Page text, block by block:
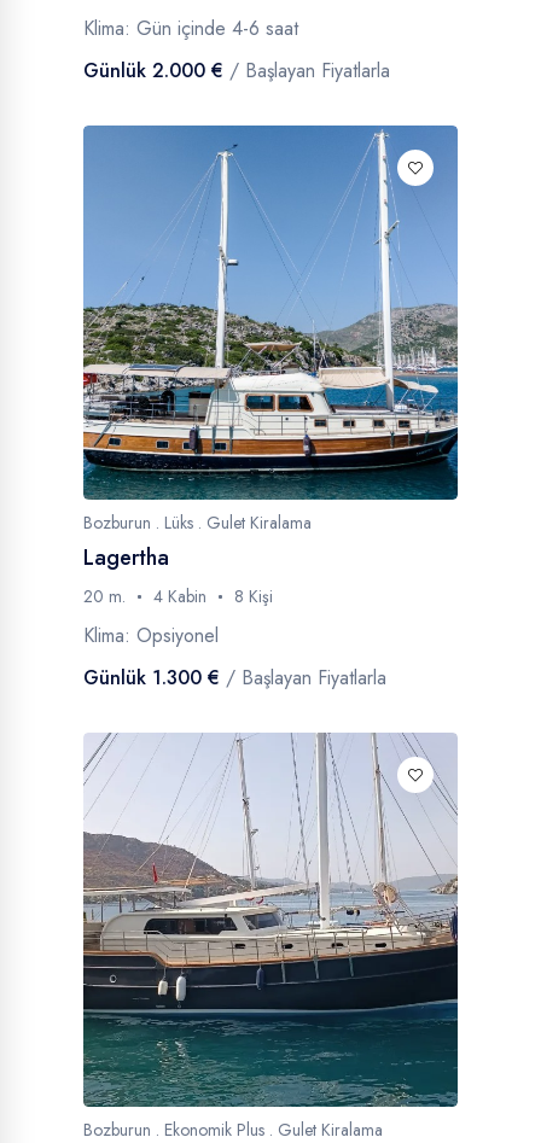
Klima: Gün içinde 4-6 saat
Günlük 2.000 € / Başlayan Fiyatlarla
Bozburun . Lüks . Gulet Kiralama
Lagertha
20 m. 4 Kabin 8 Kişi
Klima: Opsiyonel
Günlük 1.300 € / Başlayan Fiyatlarla
Bozburun . Ekonomik Plus . Gulet Kiralama